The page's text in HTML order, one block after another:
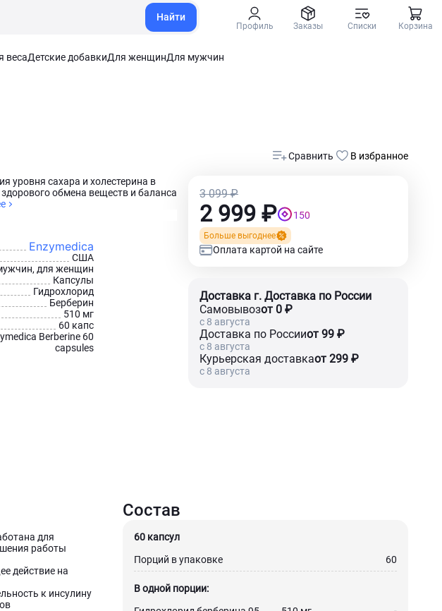
Найти
Профиль Заказы Списки Корзина
весаДетские добавкиДля женщинДля мужчин
Сравнить В избранное
уровня сахара и холестерина в
обмена веществ и баланса
Enzymedica
США
для женщин
Капсулы
Гидрохлорид
Берберин
510 мг
60 капс
Berberine 60
capsules
3 099 ₽
2 999 ₽ 150
Больше выгоднее
Оплата картой на сайте
Доставка г. Доставка по России
Самовывозот 0 ₽
c 8 августа
Доставка по Россииот 99 ₽
c 8 августа
Курьерская доставкаот 299 ₽
c 8 августа
Состав
для
работы
действие на
к инсулину
60 капсул
Порций в упаковке
60
В одной порции: